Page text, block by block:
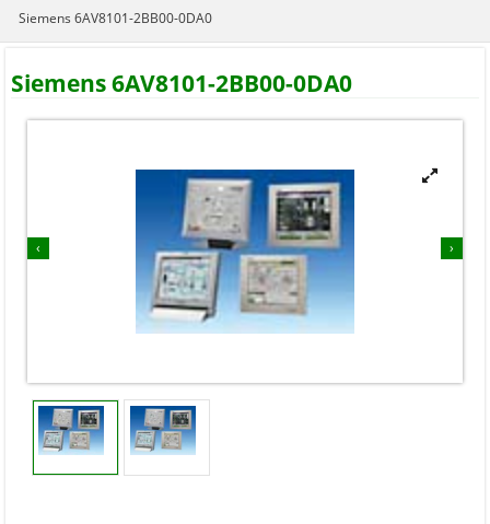
Siemens 6AV8101-2BB00-0DA0
Siemens 6AV8101-2BB00-0DA0
‹ ›

